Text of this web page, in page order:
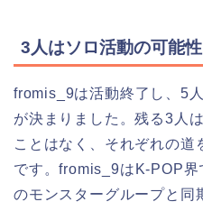
3人はソロ活動の可能性
fromis_9は活動終了し、5
が決まりました。残る3人
ことはなく、それぞれの道
です。fromis_9はK-POP界
のモンスターグループと同